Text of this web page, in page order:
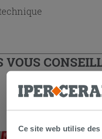
Ce site web utilise
VOUS